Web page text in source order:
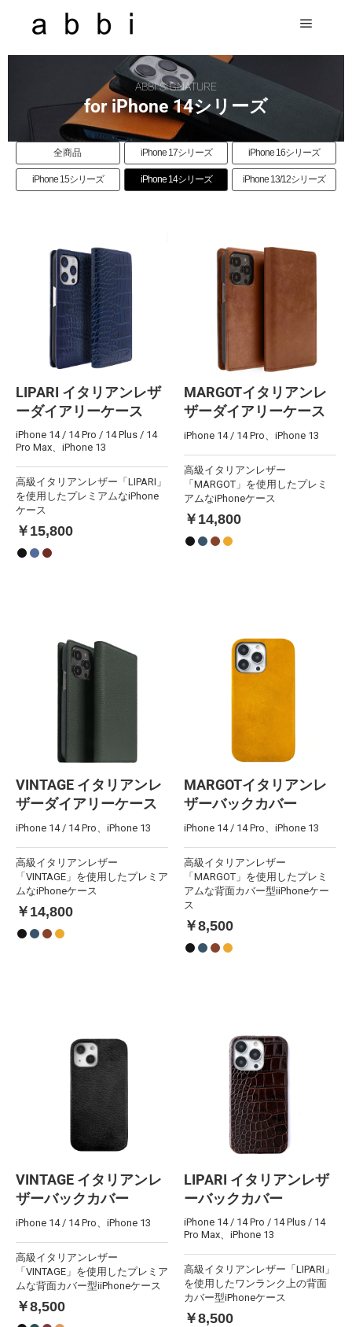
ABBI SIGNATURE
for iPhone 14シリーズ
全商品 iPhone 17シリーズ iPhone 16シリーズ
iPhone 15シリーズ iPhone 14シリーズ iPhone 13/12シリーズ
LIPARI イタリアンレザ
ーダイアリーケース
iPhone 14 / 14 Pro / 14 Plus / 14
Pro Max、iPhone 13
高級イタリアンレザー「LIPARI」
を使用したプレミアムなiPhone
ケース
￥15,800
MARGOTイタリアンレ
ザーダイアリーケース
iPhone 14 / 14 Pro、iPhone 13
高級イタリアンレザー
「MARGOT」を使用したプレミ
アムなiPhoneケース
￥14,800
VINTAGE イタリアンレ
ザーダイアリーケース
iPhone 14 / 14 Pro、iPhone 13
高級イタリアンレザー
「VINTAGE」を使用したプレミア
ムなiPhoneケース
￥14,800
MARGOTイタリアンレ
ザーバックカバー
iPhone 14 / 14 Pro、iPhone 13
高級イタリアンレザー
「MARGOT」を使用したプレミ
アムな背面カバー型iiPhoneケー
ス
￥8,500
VINTAGE イタリアンレ
ザーバックカバー
iPhone 14 / 14 Pro、iPhone 13
高級イタリアンレザー
「VINTAGE」を使用したプレミア
ムな背面カバー型iiPhoneケース
￥8,500
LIPARI イタリアンレザ
ーバックカバー
iPhone 14 / 14 Pro / 14 Plus / 14
Pro Max、iPhone 13
高級イタリアンレザー「LIPARI」
を使用したワンランク上の背面
カバー型iPhoneケース
￥8,500